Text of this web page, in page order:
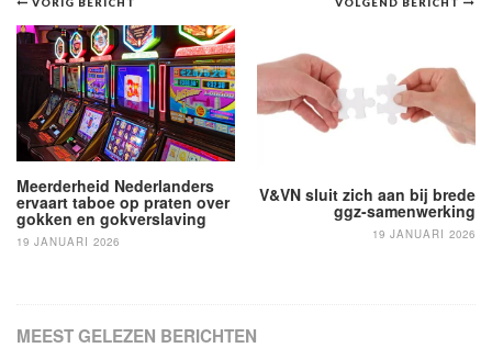
navigatie
V&VN sluit zich aan bij brede
ggz-samenwerking
19 JANUARI 2026
Meerderheid Nederlanders
ervaart taboe op praten over
gokken en gokverslaving
19 JANUARI 2026
MEEST GELEZEN BERICHTEN